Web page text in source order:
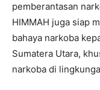
pemberantasan
HIMMAH juga siap
bahaya narkoba
Sumatera Utara,
narkoba di